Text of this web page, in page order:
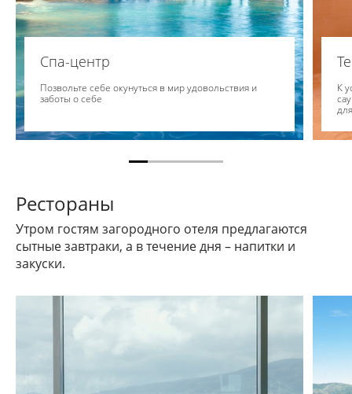
Спа-центр
Позвольте себе окунуться в мир удовольствия и
заботы о себе
К
Рестораны
Утром гостям загородного отеля предлагаются
сытные завтраки, а в течение дня – напитки и
закуски.